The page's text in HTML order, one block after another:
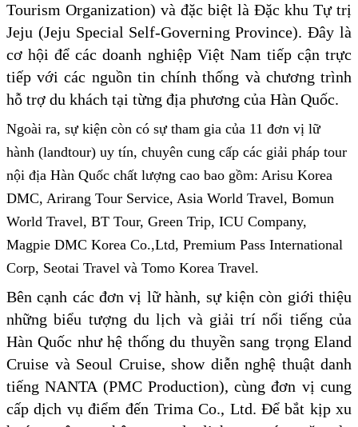
Tourism Organization) và đặc biệt là Đặc khu Tự trị
Jeju (Jeju Special Self-Governing Province). Đây là
cơ hội để các doanh nghiệp Việt Nam tiếp cận trực
tiếp với các nguồn tin chính thống và chương trình
hỗ trợ du khách tại từng địa phương của Hàn Quốc.
Ngoài ra, sự kiện còn có sự tham gia của 11 đơn vị lữ
hành (landtour) uy tín, chuyên cung cấp các giải pháp tour
nội địa Hàn Quốc chất lượng cao bao gồm: Arisu Korea
DMC, Arirang Tour Service, Asia World Travel, Bomun
World Travel, BT Tour, Green Trip, ICU Company,
Magpie DMC Korea Co.,Ltd, Premium Pass International
Corp, Seotai Travel và Tomo Korea Travel.
Bên cạnh các đơn vị lữ hành, sự kiện còn giới thiệu
những biểu tượng du lịch và giải trí nổi tiếng của
Hàn Quốc như hệ thống du thuyền sang trọng Eland
Cruise và Seoul Cruise, show diễn nghệ thuật danh
tiếng NANTA (PMC Production), cùng đơn vị cung
cấp dịch vụ điểm đến Trima Co., Ltd. Để bắt kịp xu